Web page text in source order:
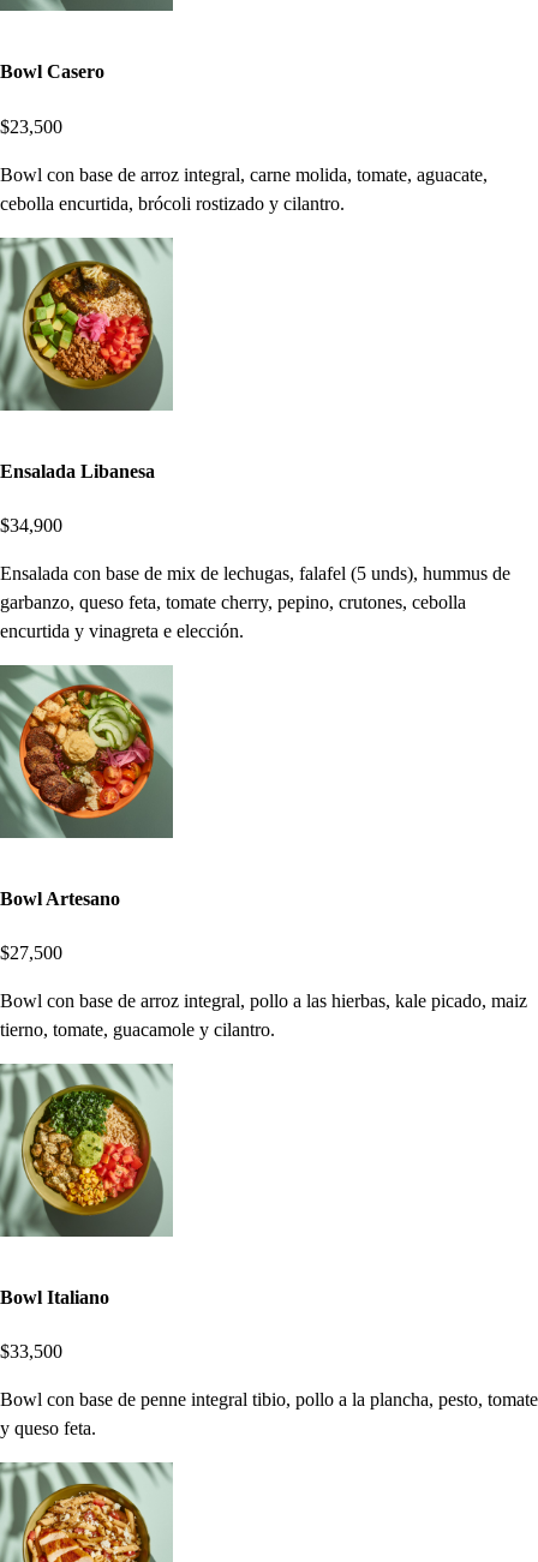
Bowl Casero
$23,500
Bowl con base de arroz integral, carne molida, tomate, aguacate,
cebolla encurtida, brócoli rostizado y cilantro.
Ensalada Libanesa
$34,900
Ensalada con base de mix de lechugas, falafel (5 unds), hummus de
garbanzo, queso feta, tomate cherry, pepino, crutones, cebolla
encurtida y vinagreta e elección.
Bowl Artesano
$27,500
Bowl con base de arroz integral, pollo a las hierbas, kale picado, maiz
tierno, tomate, guacamole y cilantro.
Bowl Italiano
$33,500
Bowl con base de penne integral tibio, pollo a la plancha, pesto, tomate
y queso feta.